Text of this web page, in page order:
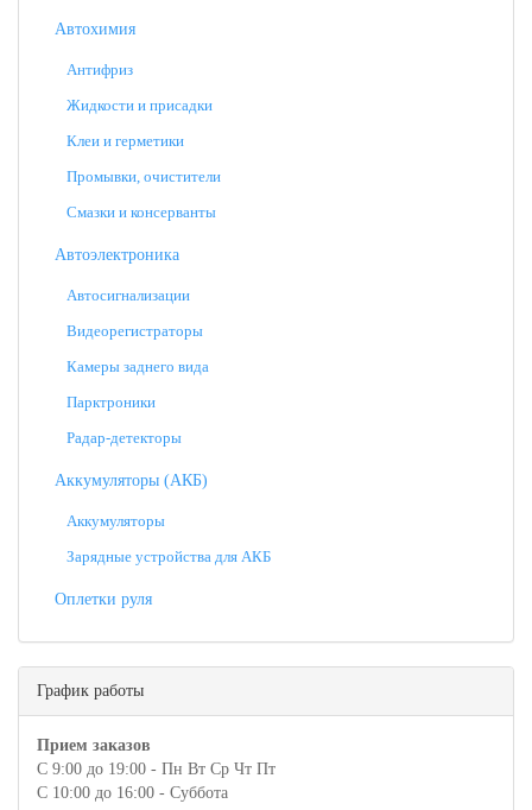
Автохимия
Антифриз
Жидкости и присадки
Клеи и герметики
Промывки, очистители
Смазки и консерванты
Автоэлектроника
Автосигнализации
Видеорегистраторы
Камеры заднего вида
Парктроники
Радар-детекторы
Аккумуляторы (АКБ)
Аккумуляторы
Зарядные устройства для АКБ
Оплетки руля
График работы
Прием заказов
С 9:00 до 19:00 - Пн Вт Ср Чт Пт
С 10:00 до 16:00 - Суббота